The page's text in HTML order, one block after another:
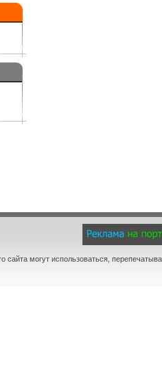
сайта могут использоваться,